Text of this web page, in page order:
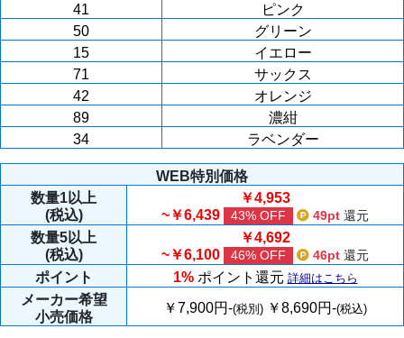
41
ピンク
50
グリーン
15
イエロー
71
サックス
42
オレンジ
89
濃紺
34
ラベンダー
WEB特別価格
数量1以上
(税込)
￥4,953
~￥6,439
43% OFF 49pt 還元
数量5以上
(税込)
￥4,692
~￥6,100
46% OFF 46pt 還元
ポイント 1% ポイント還元 詳細はこちら
メーカー希望
小売価格
￥7,900円-(税別) ￥8,690円-(税込)